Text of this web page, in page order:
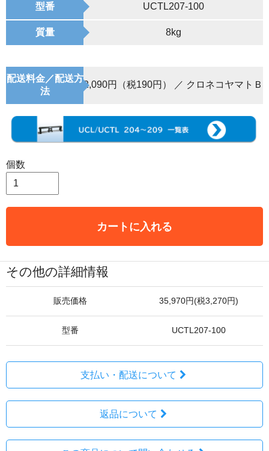
型番 UCTL207-100
質量 8kg
配送料金／配送方
法
2,090円（税190円） ／ クロネコヤマトＢ
個数
カートに入れる
その他の詳細情報
販売価格 35,970円(税3,270円)
型番 UCTL207-100
支払い・配送について
返品について